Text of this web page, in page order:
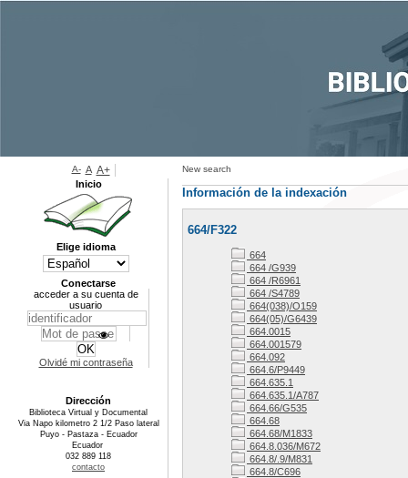
New search
Información de la indexación
664/F322
664
664 /G939
664 /R6961
664 /S4789
664(038)/O159
664(05)/G6439
664.0015
664.001579
664.092
664.6/P9449
664.635.1
664.635.1/A787
664.66/G535
664.68
664.68/M1833
664.8.036/M672
664.8/.9/M831
664.8/C696
A- A A+
Inicio
Elige idioma
Conectarse
acceder a su cuenta de
usuario
Olvidé mi contraseña
Dirección
Biblioteca Virtual y Documental
Via Napo kilometro 2 1/2 Paso lateral
Puyo - Pastaza - Ecuador
Ecuador
032 889 118
contacto